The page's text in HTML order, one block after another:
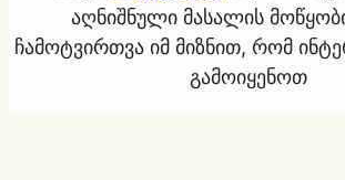
აღნიშნული მასალის
ჩამოტვირთვა იმ მიზნით, რომ
გამოიყენოთ